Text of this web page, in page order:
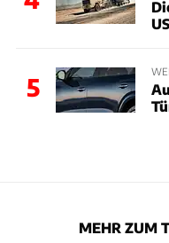
5
MEHR ZUM